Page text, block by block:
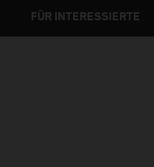
FÜR INTERESSIERTE